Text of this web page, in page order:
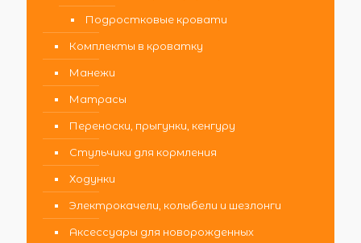
Подростковые кровати
Комплекты в кроватку
Манежи
Матрасы
Переноски, прыгунки, кенгуру
Стульчики для кормления
Ходунки
Электрокачели, колыбели и шезлонги
Аксессуары для новорожденных